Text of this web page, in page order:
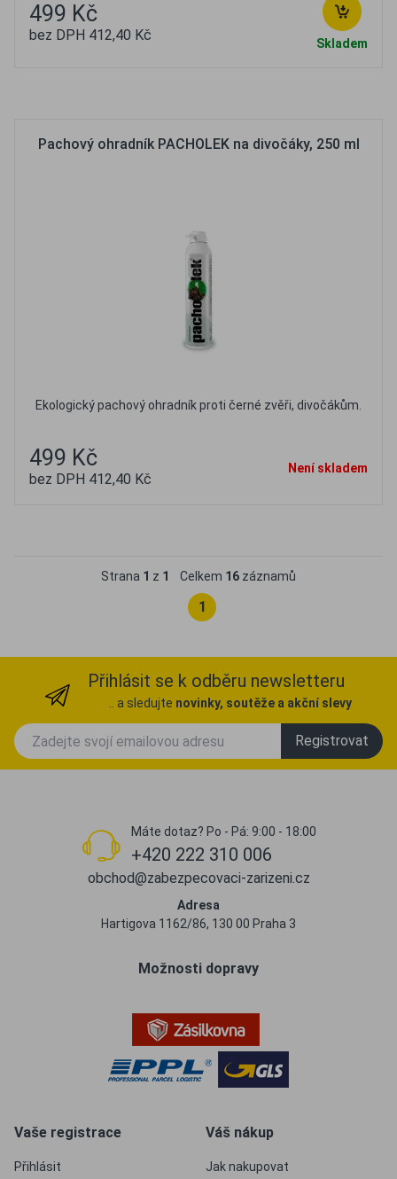
499 Kč
bez DPH 412,40 Kč Skladem
Pachový ohradník PACHOLEK na divočáky, 250 ml
Ekologický pachový ohradník proti černé zvěři, divočákům.
499 Kč
bez DPH 412,40 Kč
Není skladem
Strana 1 z 1 Celkem 16 záznamů
1
Přihlásit se k odběru newsletteru
.. a sledujte novinky, soutěže a akční slevy
Registrovat
Máte dotaz? Po - Pá: 9:00 - 18:00
+420 222 310 006
obchod@zabezpecovaci-zarizeni.cz
Adresa
Hartigova 1162/86, 130 00 Praha 3
Možnosti dopravy
Vaše registrace
Přihlásit
Váš nákup
Jak nakupovat